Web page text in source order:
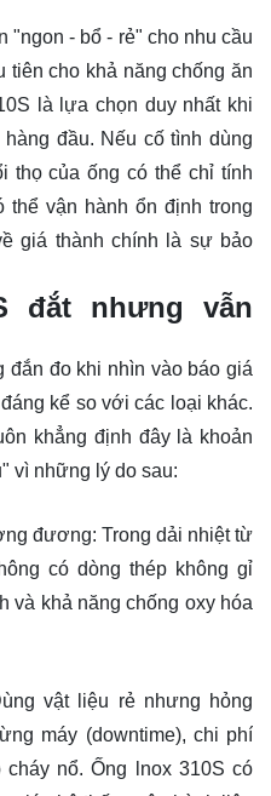
"ngon - bổ - rẻ" cho nhu cầu
cho khả năng chống ăn
là lựa chọn duy nhất khi
đầu. Nếu cố tình dùng
thọ của ống có thể chỉ tính
thể vận hành ổn định trong
giá thành chính là sự bảo
đắt nhưng vẫn
đo khi nhìn vào báo giá
kể so với các loại khác.
khẳng định đây là khoản
vì những lý do sau:
đương: Trong dải nhiệt từ
có dòng thép không gỉ
và khả năng chống oxy hóa
vật liệu rẻ nhưng hỏng
máy (downtime), chi phí
nổ. Ống lnox 310S có